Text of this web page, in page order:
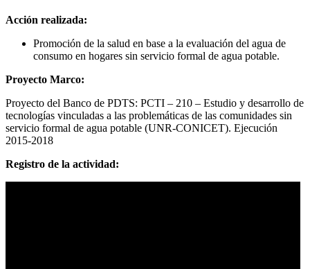
Acción realizada:
Promoción de la salud en base a la evaluación del agua de
consumo en hogares sin servicio formal de agua potable.
Proyecto Marco:
Proyecto del Banco de PDTS: PCTI – 210 – Estudio y desarrollo de
tecnologías vinculadas a las problemáticas de las comunidades sin
servicio formal de agua potable (UNR-CONICET). Ejecución
2015-2018
Registro de la actividad: